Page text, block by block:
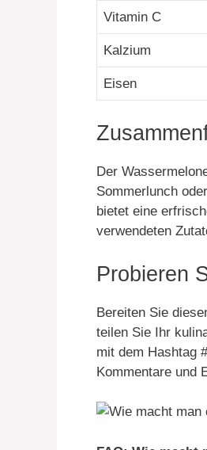
Vitamin C
Kalzium
Eisen
Der
Sommerlunch
bietet eine
verwendeten
Probieren
Bereiten Sie
teilen Sie Ihr
mit dem Hashtag
Kommentare und